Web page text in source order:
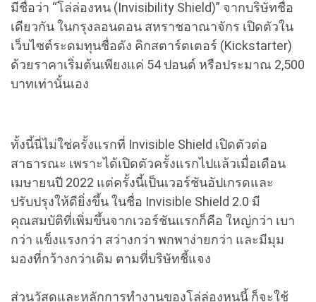
มีชื่อว่า “โล่ล่องหน (Invisibility Shield)” จากบริษัทชื่อ
เดียวกัน ในกรุงลอนดอน สหราชอาณาจักร เปิดตัวใน
เว็บไซต์ระดมทุนชื่อดัง คิกสตาร์ตเตอร์ (Kickstarter)
ด้วยราคาเริ่มต้นเพียงแค่ 54 ปอนด์ หรือประมาณ 2,500
บาทเท่านั้นเอง
ทั้งนี้นี่ไม่ใช่ครั้งแรกที่ Invisible Shield เปิดตัวต่อ
สาธารณะ เพราะได้เปิดตัวครั้งแรกไปแล้วเมื่อเดือน
เมษายนปี 2022 แต่ครั้งนี้เป็นเวอร์ชันอัปเกรดและ
ปรับปรุงให้ดียิ่งขึ้น ในชื่อ Invisible Shield 2.0 มี
คุณสมบัติที่เพิ่มขึ้นจากเวอร์ชันแรกก็คือ ใหญ่กว่า เบา
กว่า แข็งแรงกว่า สว่างกว่า พกพาง่ายกว่า และมีมุม
มองที่กว้างกว่าเดิม ตามที่บริษัทชี้แจง
ส่วนวัสดุและหลักการทำงานของโล่ล่องหนนี้ ก็จะใช้